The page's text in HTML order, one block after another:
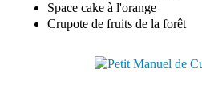
Space cake à l'orange
Crupote de fruits de la forêt